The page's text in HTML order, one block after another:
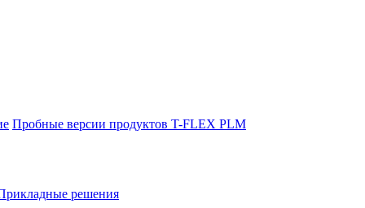
Пробные версии продуктов T-FLEX PLM
решения